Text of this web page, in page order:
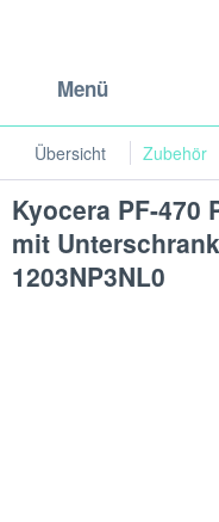
Menü
Übersicht Zubehör
Kyocera PF-470
mit
1203NP3NL0